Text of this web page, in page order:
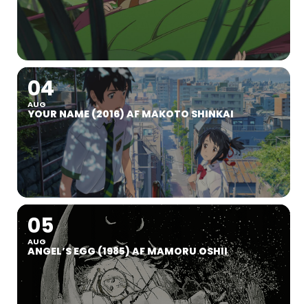
04
AUG
YOUR NAME (2016) AF MAKOTO SHINKAI
05
AUG
ANGEL’S EGG (1985) AF MAMORU OSHII